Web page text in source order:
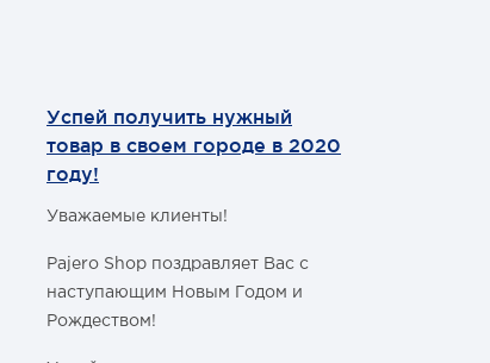
Успей получить нужный
товар в своем городе в 2020
году!
Уважаемые клиенты!
Pajero Shop поздравляет Вас с
наступающим Новым Годом и
Рождеством!